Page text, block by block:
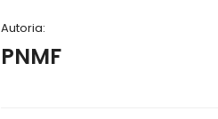
Autoria:
PNMF